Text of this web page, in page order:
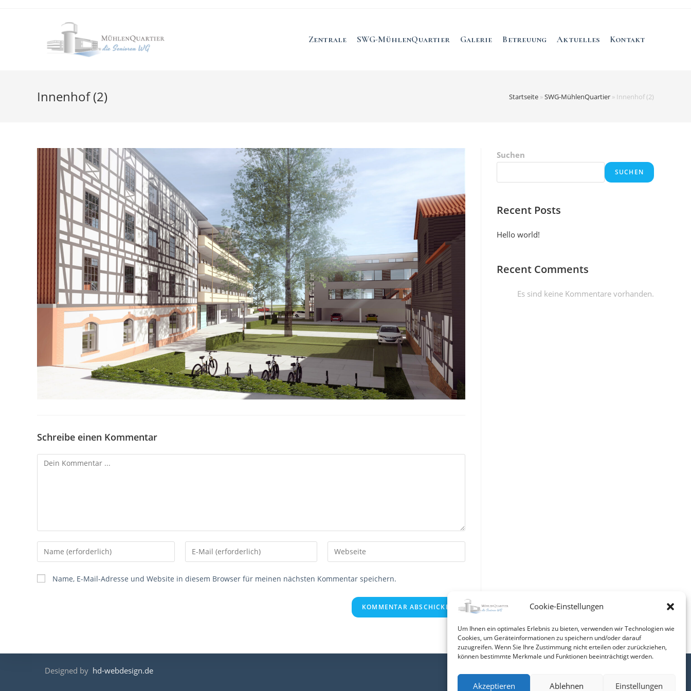
Cookie-Einstellungen
Um Ihnen ein optimales Erlebnis zu bieten, verwenden wir Technologien wie
Cookies, um Geräteinformationen zu speichern und/oder darauf
zuzugreifen. Wenn Sie Ihre Zustimmung nicht erteilen oder zurückziehen,
können bestimmte Merkmale und Funktionen beeinträchtigt werden.
Akzeptieren Ablehnen Einstellungen
Zentrale SWG-MühlenQuartier Galerie Betreuung Aktuelles Kontakt
Innenhof (2) Startseite »SWG-MühlenQuartier » Innenhof (2)
Schreibe einen Kommentar
Kommentieren
Gib
deinen
Namen
oder
Gib
deine
Gib
deine
(optional)
Name, E-Mail-Adresse und Website in diesem Browser für meinen nächsten Kommentar speichern.
Suchen
SUCHEN
Recent Posts
Hello world!
Recent Comments
Es sind keine Kommentare vorhanden.
Designed by hd-webdesign.de